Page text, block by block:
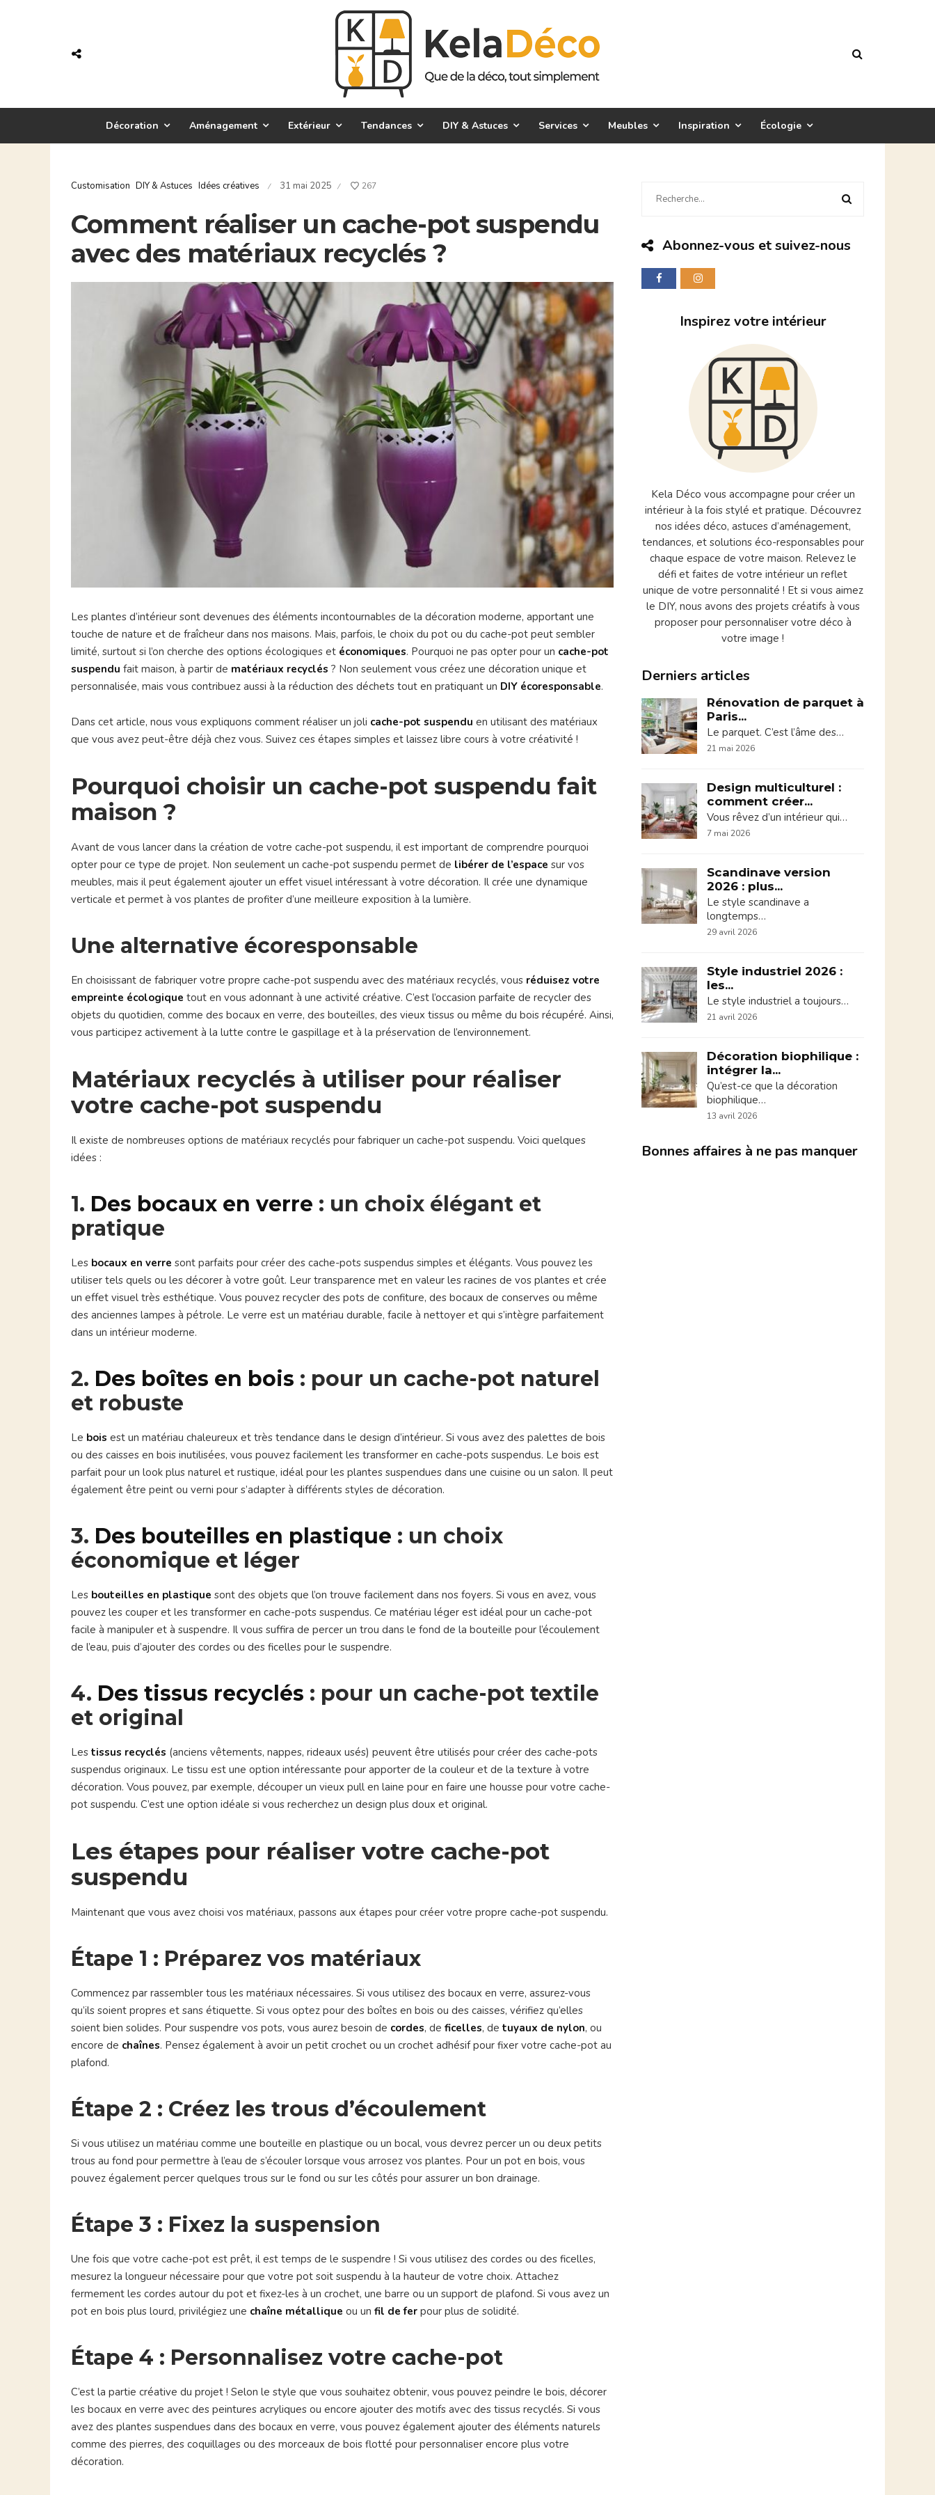
Décoration Aménagement Extérieur Tendances DIY & Astuces Services Meubles Inspiration Écologie
Customisation DIY & Astuces Idées créatives / 31 mai 2025 / 267
Comment réaliser un cache-pot suspendu
avec des matériaux recyclés ?
Les plantes d’intérieur sont devenues des éléments incontournables de la décoration moderne, apportant une
touche de nature et de fraîcheur dans nos maisons. Mais, parfois, le choix du pot ou du cache-pot peut sembler
limité, surtout si l’on cherche des options écologiques et économiques. Pourquoi ne pas opter pour un cache-pot
suspendu fait maison, à partir de matériaux recyclés ? Non seulement vous créez une décoration unique et
personnalisée, mais vous contribuez aussi à la réduction des déchets tout en pratiquant un DIY écoresponsable.
Dans cet article, nous vous expliquons comment réaliser un joli cache-pot suspendu en utilisant des matériaux
que vous avez peut-être déjà chez vous. Suivez ces étapes simples et laissez libre cours à votre créativité !
Pourquoi choisir un cache-pot suspendu fait
maison ?
Avant de vous lancer dans la création de votre cache-pot suspendu, il est important de comprendre pourquoi
opter pour ce type de projet. Non seulement un cache-pot suspendu permet de libérer de l’espace sur vos
meubles, mais il peut également ajouter un effet visuel intéressant à votre décoration. Il crée une dynamique
verticale et permet à vos plantes de profiter d’une meilleure exposition à la lumière.
Une alternative écoresponsable
En choisissant de fabriquer votre propre cache-pot suspendu avec des matériaux recyclés, vous réduisez votre
empreinte écologique tout en vous adonnant à une activité créative. C’est l’occasion parfaite de recycler des
objets du quotidien, comme des bocaux en verre, des bouteilles, des vieux tissus ou même du bois récupéré. Ainsi,
vous participez activement à la lutte contre le gaspillage et à la préservation de l’environnement.
Matériaux recyclés à utiliser pour réaliser
votre cache-pot suspendu
Il existe de nombreuses options de matériaux recyclés pour fabriquer un cache-pot suspendu. Voici quelques
idées :
1. Des bocaux en verre : un choix élégant et
pratique
Les bocaux en verre sont parfaits pour créer des cache-pots suspendus simples et élégants. Vous pouvez les
utiliser tels quels ou les décorer à votre goût. Leur transparence met en valeur les racines de vos plantes et crée
un effet visuel très esthétique. Vous pouvez recycler des pots de confiture, des bocaux de conserves ou même
des anciennes lampes à pétrole. Le verre est un matériau durable, facile à nettoyer et qui s’intègre parfaitement
dans un intérieur moderne.
2. Des boîtes en bois : pour un cache-pot naturel
et robuste
Le bois est un matériau chaleureux et très tendance dans le design d’intérieur. Si vous avez des palettes de bois
ou des caisses en bois inutilisées, vous pouvez facilement les transformer en cache-pots suspendus. Le bois est
parfait pour un look plus naturel et rustique, idéal pour les plantes suspendues dans une cuisine ou un salon. Il peut
également être peint ou verni pour s’adapter à différents styles de décoration.
3. Des bouteilles en plastique : un choix
économique et léger
Les bouteilles en plastique sont des objets que l’on trouve facilement dans nos foyers. Si vous en avez, vous
pouvez les couper et les transformer en cache-pots suspendus. Ce matériau léger est idéal pour un cache-pot
facile à manipuler et à suspendre. Il vous suffira de percer un trou dans le fond de la bouteille pour l’écoulement
de l’eau, puis d’ajouter des cordes ou des ficelles pour le suspendre.
4. Des tissus recyclés : pour un cache-pot textile
et original
Les tissus recyclés (anciens vêtements, nappes, rideaux usés) peuvent être utilisés pour créer des cache-pots
suspendus originaux. Le tissu est une option intéressante pour apporter de la couleur et de la texture à votre
décoration. Vous pouvez, par exemple, découper un vieux pull en laine pour en faire une housse pour votre cache-
pot suspendu. C’est une option idéale si vous recherchez un design plus doux et original.
Les étapes pour réaliser votre cache-pot
suspendu
Maintenant que vous avez choisi vos matériaux, passons aux étapes pour créer votre propre cache-pot suspendu.
Étape 1 : Préparez vos matériaux
Commencez par rassembler tous les matériaux nécessaires. Si vous utilisez des bocaux en verre, assurez-vous
qu’ils soient propres et sans étiquette. Si vous optez pour des boîtes en bois ou des caisses, vérifiez qu’elles
soient bien solides. Pour suspendre vos pots, vous aurez besoin de cordes, de ficelles, de tuyaux de nylon, ou
encore de chaînes. Pensez également à avoir un petit crochet ou un crochet adhésif pour fixer votre cache-pot au
plafond.
Étape 2 : Créez les trous d’écoulement
Si vous utilisez un matériau comme une bouteille en plastique ou un bocal, vous devrez percer un ou deux petits
trous au fond pour permettre à l’eau de s’écouler lorsque vous arrosez vos plantes. Pour un pot en bois, vous
pouvez également percer quelques trous sur le fond ou sur les côtés pour assurer un bon drainage.
Étape 3 : Fixez la suspension
Une fois que votre cache-pot est prêt, il est temps de le suspendre ! Si vous utilisez des cordes ou des ficelles,
mesurez la longueur nécessaire pour que votre pot soit suspendu à la hauteur de votre choix. Attachez
fermement les cordes autour du pot et fixez-les à un crochet, une barre ou un support de plafond. Si vous avez un
pot en bois plus lourd, privilégiez une chaîne métallique ou un fil de fer pour plus de solidité.
Étape 4 : Personnalisez votre cache-pot
C’est la partie créative du projet ! Selon le style que vous souhaitez obtenir, vous pouvez peindre le bois, décorer
les bocaux en verre avec des peintures acryliques ou encore ajouter des motifs avec des tissus recyclés. Si vous
avez des plantes suspendues dans des bocaux en verre, vous pouvez également ajouter des éléments naturels
comme des pierres, des coquillages ou des morceaux de bois flotté pour personnaliser encore plus votre
décoration.
Abonnez-vous et suivez-nous
Inspirez votre intérieur
Kela Déco vous accompagne pour créer un
intérieur à la fois stylé et pratique. Découvrez
nos idées déco, astuces d’aménagement,
tendances, et solutions éco-responsables pour
chaque espace de votre maison. Relevez le
défi et faites de votre intérieur un reflet
unique de votre personnalité ! Et si vous aimez
le DIY, nous avons des projets créatifs à vous
proposer pour personnaliser votre déco à
votre image !
Derniers articles
Rénovation de parquet à
Paris...
Le parquet. C’est l’âme des…
21 mai 2026
Design multiculturel :
comment créer...
Vous rêvez d’un intérieur qui…
7 mai 2026
Scandinave version
2026 : plus...
Le style scandinave a
longtemps…
29 avril 2026
Style industriel 2026 :
les...
Le style industriel a toujours…
21 avril 2026
Décoration biophilique :
intégrer la...
Qu’est-ce que la décoration
biophilique…
13 avril 2026
Bonnes affaires à ne pas manquer